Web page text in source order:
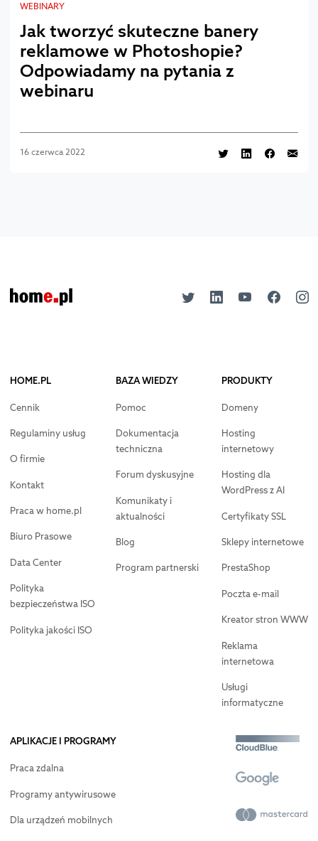
WEBINARY
Jak tworzyć skuteczne banery
reklamowe w Photoshopie?
Odpowiadamy na pytania z
webinaru
16 czerwca 2022
HOME.PL
Cennik
Regulaminy usług
O firmie
Kontakt
Praca w home.pl
Biuro Prasowe
Data Center
Polityka
bezpieczeństwa ISO
Polityka jakości ISO
BAZA WIEDZY
Pomoc
Dokumentacja
techniczna
Forum dyskusyjne
Komunikaty i
aktualności
Blog
Program partnerski
PRODUKTY
Domeny
Hosting
internetowy
Hosting dla
WordPress z AI
Certyfikaty SSL
Sklepy internetowe
PrestaShop
Poczta e-mail
Kreator stron WWW
Reklama
internetowa
Usługi
informatyczne
APLIKACJE I PROGRAMY
Praca zdalna
Programy antywirusowe
Dla urządzeń mobilnych